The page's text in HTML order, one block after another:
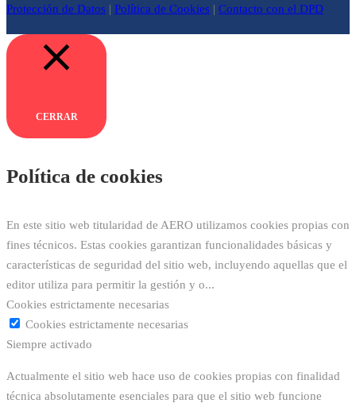
Protección de Datos | Política de Cookies | Contacto con el DPD
CERRAR
Política de cookies
En este sitio web titularidad de AERO utilizamos cookies propias con
fines técnicos. Estas cookies garantizan funcionalidades básicas y
características de seguridad del sitio web, incluyendo aquellas que el
editor utiliza para permitir la gestión y o...
Cookies estrictamente necesarias
Cookies estrictamente necesarias
Siempre activado
Actualmente el sitio web hace uso de cookies propias con finalidad
técnica absolutamente esenciales para que el sitio web funcione